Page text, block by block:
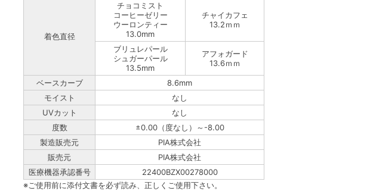
着色直径
チョコミスト
コーヒーゼリー
ウーロンティー
13.0mm
チャイカフェ
13.2ｍｍ
ブリュレパール
シュガーパール
13.5mm
アフォガード
13.6ｍｍ
ベースカーブ
8.6mm
モイスト
なし
UVカット
なし
度数
±0.00（度なし）～-8.00
製造販売元
PIA株式会社
販売元
PIA株式会社
医療機器承認番号
22400BZX00278000
※ご使用前に添付文書を必ず読み、正しくご使用下さい。